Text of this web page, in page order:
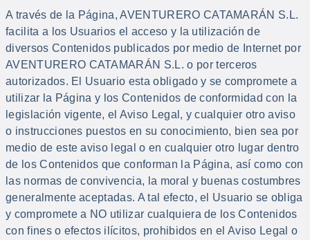
A través de la Página, AVENTURERO CATAMARÁN S.L.
facilita a los Usuarios el acceso y la utilización de
diversos Contenidos publicados por medio de Internet por
AVENTURERO CATAMARÁN S.L. o por terceros
autorizados. El Usuario esta obligado y se compromete a
utilizar la Página y los Contenidos de conformidad con la
legislación vigente, el Aviso Legal, y cualquier otro aviso
o instrucciones puestos en su conocimiento, bien sea por
medio de este aviso legal o en cualquier otro lugar dentro
de los Contenidos que conforman la Página, así como con
las normas de convivencia, la moral y buenas costumbres
generalmente aceptadas. A tal efecto, el Usuario se obliga
y compromete a NO utilizar cualquiera de los Contenidos
con fines o efectos ilícitos, prohibidos en el Aviso Legal o